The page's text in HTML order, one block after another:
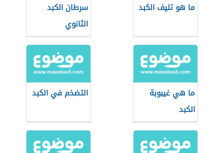
ما هو تليف الكبد
سرطان الكبد
الثانوي
ما هي غيبوبة
الكبد
التضخم في الكبد